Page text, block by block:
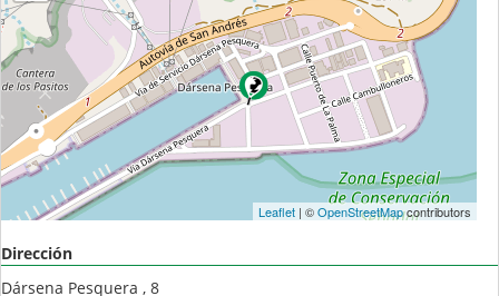
Leaflet| ©OpenStreetMapcontributors
Dirección
Dársena Pesquera , 8